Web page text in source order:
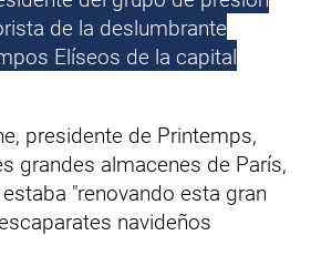
de la deslumbrante
Elíseos de la capital
presidente de Printemps,
grandes almacenes de París,
"renovando esta gran
navideños